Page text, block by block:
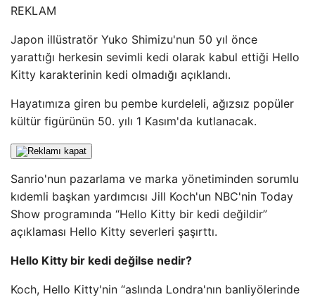
REKLAM
Japon illüstratör Yuko Shimizu'nun 50 yıl önce
yarattığı herkesin sevimli kedi olarak kabul ettiği Hello
Kitty karakterinin kedi olmadığı açıklandı.
Hayatımıza giren bu pembe kurdeleli, ağızsız popüler
kültür figürünün 50. yılı 1 Kasım'da kutlanacak.
Sanrio'nun pazarlama ve marka yönetiminden sorumlu
kıdemli başkan yardımcısı Jill Koch'un NBC'nin Today
Show programında “Hello Kitty bir kedi değildir”
açıklaması Hello Kitty severleri şaşırttı.
Hello Kitty bir kedi değilse nedir?
Koch, Hello Kitty'nin “aslında Londra'nın banliyölerinde